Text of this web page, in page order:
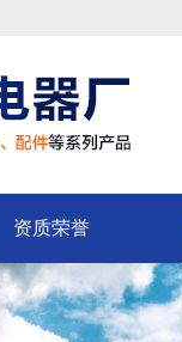
资质荣誉